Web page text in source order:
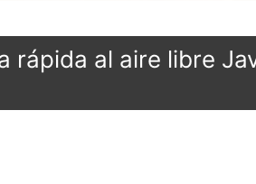
rápida al aire libre